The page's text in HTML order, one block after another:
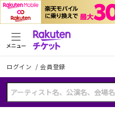
ログイン /会員登録
メニュー